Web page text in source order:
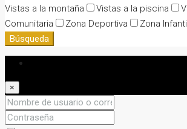
Vistas a la montaña
Vistas a la piscina
Comunitaria
Zona Deportiva Zona
Búsqueda
×